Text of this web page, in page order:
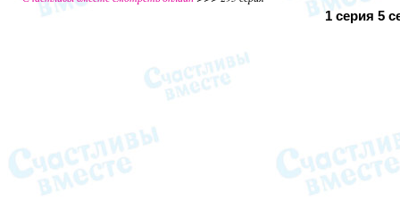
1 серия 5